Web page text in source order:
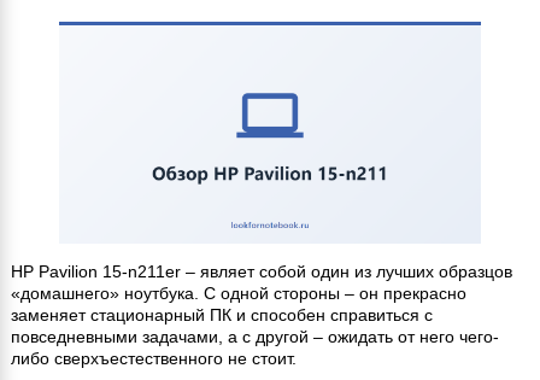
HP Pavilion 15-n211er – являет собой один из лучших образцов
«домашнего» ноутбука. С одной стороны – он прекрасно
заменяет стационарный ПК и способен справиться с
повседневными задачами, а с другой – ожидать от него чего-
либо сверхъестественного не стоит.